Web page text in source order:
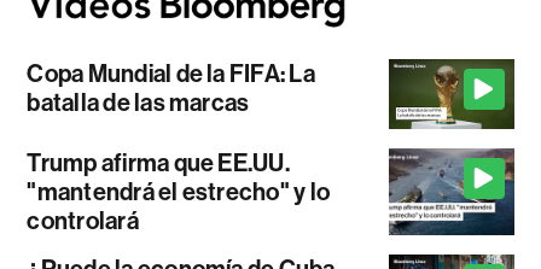
Copa Mundial de la FIFA: La
batalla de las marcas
Trump afirma que EE.UU.
"mantendrá el estrecho" y lo
controlará